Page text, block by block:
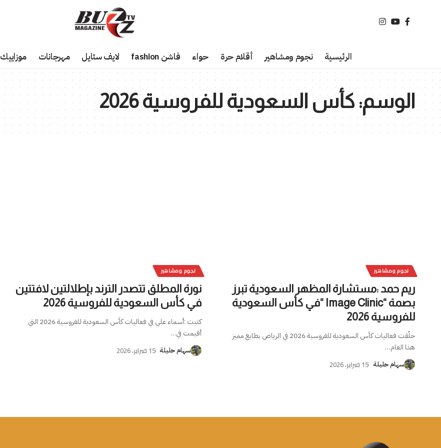
الرئيسية نجوم ومشاهير أقلام حرة حواء فاشن fashion لايف ستايل مهرجانات موزاييك
الوسم:كأس السعودية للفروسية 2026
نجوم ومشاهير
ريم حمد :مستشارة المظهر السعودية تبرز
بصمة “Image Clinic “في كأس السعودية
للفروسية 2026
حلّقت فعاليات كأس السعودية للفروسية 2026 في الرياض بطابع مميز
هذا العام…
سهام حليلة 15 فبراير، 2026
نجوم ومشاهير
نورة المطلق تتصدر الترند بإطلالتين لافتتين
في كأس السعودية للفروسية 2026
كتبت :أسماء علي في فعاليات كأس السعودية للفروسية 2026 التي
أقيمت في…
سهام حليلة 15 فبراير، 2026